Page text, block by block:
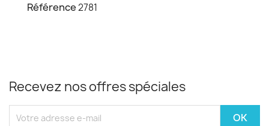
Référence2781
Recevez nos offres spéciales